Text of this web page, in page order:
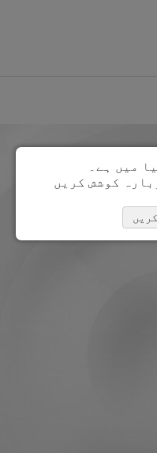
میں ہے۔
کوشش کریں